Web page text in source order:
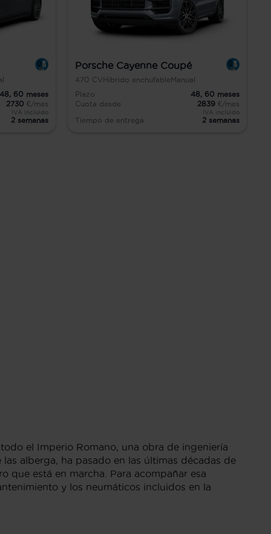
48, 60 meses
2730 €/mes
IVA incluido
2 semanas
Porsche Cayenne Coupé
470 CVHíbrido enchufableManual
Plazo
48, 60 meses
Cuota desde
2839 €/mes
IVA incluido
Tiempo de entrega 2 semanas
el Imperio Romano, una obra de ingeniería
alberga, ha pasado en las últimas décadas de
que está en marcha. Para acompañar esa
y los neumáticos incluidos en la